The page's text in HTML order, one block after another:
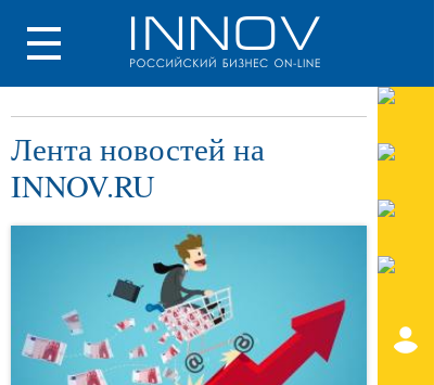
Лента новостей на
INNOV.RU